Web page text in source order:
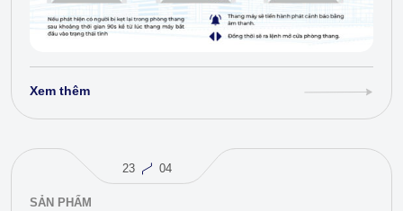
Xem thêm
23 04
SẢN PHẨM